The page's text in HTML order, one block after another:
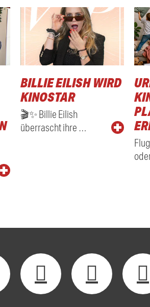
BILLIE EILISH WIRD
KINOSTAR
🎬✨ Billie Eilish
überrascht ihre …